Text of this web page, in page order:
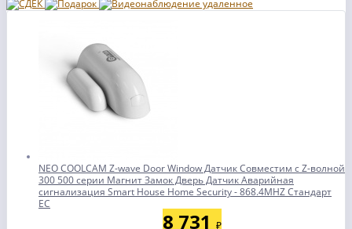
NEO COOLCAM Z-wave Door Window Датчик Совместим с Z-волной
300 500 серии Магнит Замок Дверь Датчик Аварийная
сигнализация Smart House Home Security - 868.4MHZ Стандарт
ЕС
8 731 ₽